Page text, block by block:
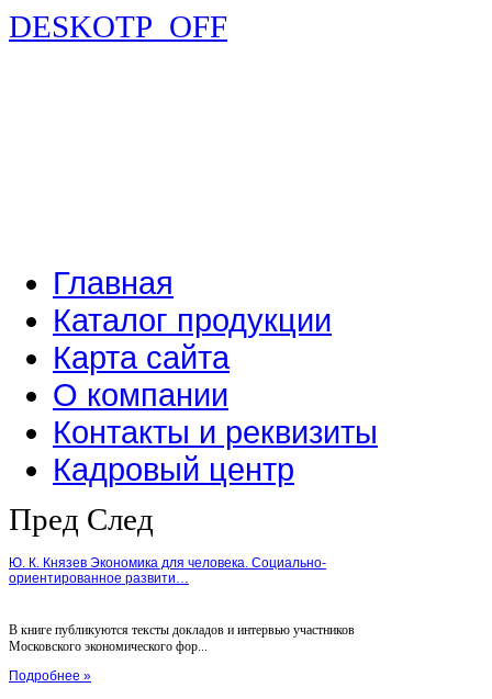
DESKOTP_OFF
Главная
Каталог продукции
Карта сайта
О компании
Контакты и реквизиты
Кадровый центр
Пред След
Ю. К. Князев Экономика для человека. Социально-
ориентированное развити…
В книге публикуются тексты докладов и интервью участников
Московского экономического фор...
Подробнее »